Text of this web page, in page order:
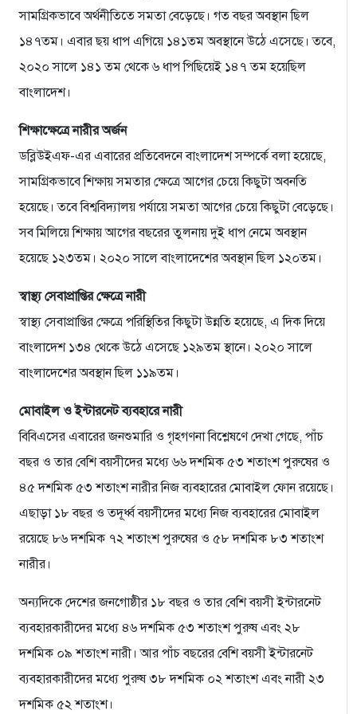
সামগ্রিকভাবে অর্থনীতিতে সমতা বেড়েছে। গত বছর অবস্থান ছিল
১৪৭তম। এবার ছয় ধাপ এগিয়ে ১৪১তম অবস্থানে উঠে এসেছে। তবে,
২০২০ সালে ১৪১ তম থেকে ৬ ধাপ পিছিয়েই ১৪৭ তম হয়েছিল
বাংলাদেশ।
শিক্ষাক্ষেত্রে নারীর অর্জন
ডব্লিউইএফ-এর এবারের প্রতিবেদনে বাংলাদেশ সম্পর্কে বলা হয়েছে,
সামগ্রিকভাবে শিক্ষায় সমতার ক্ষেত্রে আগের চেয়ে কিছুটা অবনতি
হয়েছে। তবে বিশ্ববিদ্যালয় পর্যায়ে সমতা আগের চেয়ে কিছুটা বেড়েছে।
সব মিলিয়ে শিক্ষায় আগের বছরের তুলনায় দুই ধাপ নেমে অবস্থান
হয়েছে ১২৩তম। ২০২০ সালে বাংলাদেশের অবস্থান ছিল ১২০তম।
স্বাস্থ্য সেবাপ্রাপ্তির ক্ষেত্রে নারী
স্বাস্থ্য সেবাপ্রাপ্তির ক্ষেত্রে পরিস্থিতির কিছুটা উন্নতি হয়েছে, এ দিক দিয়ে
বাংলাদেশ ১৩৪ থেকে উঠে এসেছে ১২৯তম স্থানে। ২০২০ সালে
বাংলাদেশের অবস্থান ছিল ১১৯তম।
মোবাইল ও ইন্টারনেট ব্যবহারে নারী
বিবিএসের এবারের জনশুমারি ও গৃহগণনা বিশ্লেষণে দেখা গেছে, পাঁচ
বছর ও তার বেশি বয়সীদের মধ্যে ৬৬ দশমিক ৫৩ শতাংশ পুরুষের ও
৪৫ দশমিক ৫৩ শতাংশ নারীর নিজ ব্যবহারের মোবাইল ফোন রয়েছে।
এছাড়া ১৮ বছর ও তদূর্ধ্ব বয়সীদের মধ্যে নিজ ব্যবহারের মোবাইল
রয়েছে ৮৬ দশমিক ৭২ শতাংশ পুরুষের ও ৫৮ দশমিক ৮৩ শতাংশ
নারীর।
অন্যদিকে দেশের জনগোষ্ঠীর ১৮ বছর ও তার বেশি বয়সী ইন্টারনেট
ব্যবহারকারীদের মধ্যে ৪৬ দশমিক ৫৩ শতাংশ পুরুষ এবং ২৮
দশমিক ০৯ শতাংশ নারী। আর পাঁচ বছরের বেশি বয়সী ইন্টারনেট
ব্যবহারকারীদের মধ্যে পুরুষ ৩৮ দশমিক ০২ শতাংশ এবং নারী ২৩
দশমিক ৫২ শতাংশ।